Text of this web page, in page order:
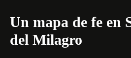
Un mapa de fe en
del Milagro